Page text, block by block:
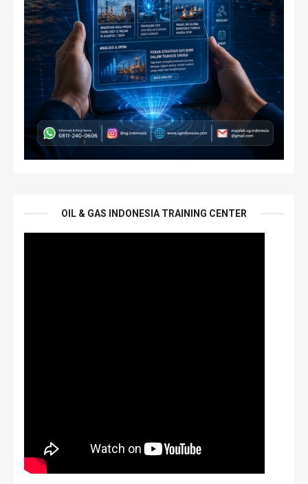
OIL & GAS INDONESIA TRAINING CENTER